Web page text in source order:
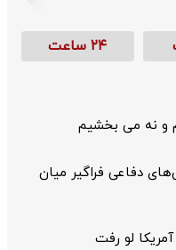
۲۴ ساعت
و نه می بخشیم
دفاعی فراگیر میان
لو رفت